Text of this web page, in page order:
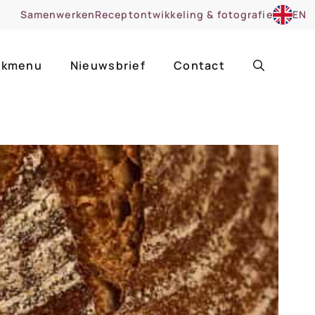
SamenwerkenReceptontwikkeling & fotografie EN
zoet
Nieuwsbrief Contact